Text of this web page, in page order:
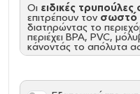
Οι ειδικές
επιτρέπουν τον σωστό
διατηρώντας το
περιέχει BPA, PVC,
κάνοντάς το απόλυτα